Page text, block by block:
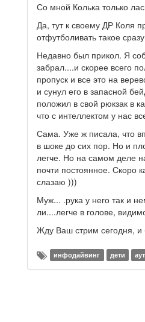
Со мной Колька только
Да, тут к своему ДР Коля
отфутболивать такое
Недавно был прикол. Я
забрал....и скорее всего
пропуск и все это на
и сунул его в запасной
положил в свой рюкзак в
что с интеллектом у нас
Сама. Уже ж писала, что
в шоке до сих пор. Но и
легче. Но на самом деле
почти постоянное. Скоро
слазаю )))
Муж... .рука у него так и
ли....легче в голове,
Жду Ваш стрим сегодня,
инфодайвинг дети